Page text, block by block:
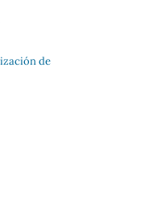
de